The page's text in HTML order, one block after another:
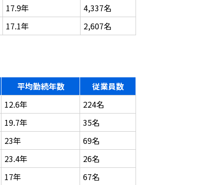
17.9年
4,337名
17.1年
2,607名
平均勤続年数
従業員数
12.6年
224名
19.7年
35名
23年
69名
23.4年
26名
17年
67名